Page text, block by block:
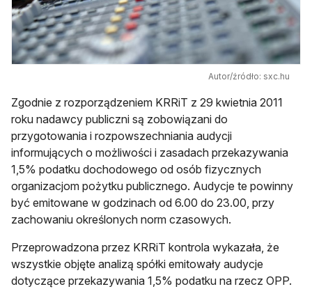
Autor/źródło: sxc.hu
Zgodnie z rozporządzeniem KRRiT z 29 kwietnia 2011
roku nadawcy publiczni są zobowiązani do
przygotowania i rozpowszechniania audycji
informujących o możliwości i zasadach przekazywania
1,5% podatku dochodowego od osób fizycznych
organizacjom pożytku publicznego. Audycje te powinny
być emitowane w godzinach od 6.00 do 23.00, przy
zachowaniu określonych norm czasowych.
Przeprowadzona przez KRRiT kontrola wykazała, że
wszystkie objęte analizą spółki emitowały audycje
dotyczące przekazywania 1,5% podatku na rzecz OPP.